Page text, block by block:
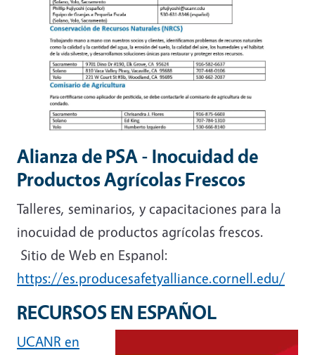
Alianza de PSA - Inocuidad de
Productos Agrícolas Frescos
Talleres, seminarios, y capacitaciones para la
inocuidad de productos agrícolas frescos.
Sitio de Web en Espanol:
https://es.producesafetyalliance.cornell.edu/
RECURSOS EN ESPAÑOL
UCANR en